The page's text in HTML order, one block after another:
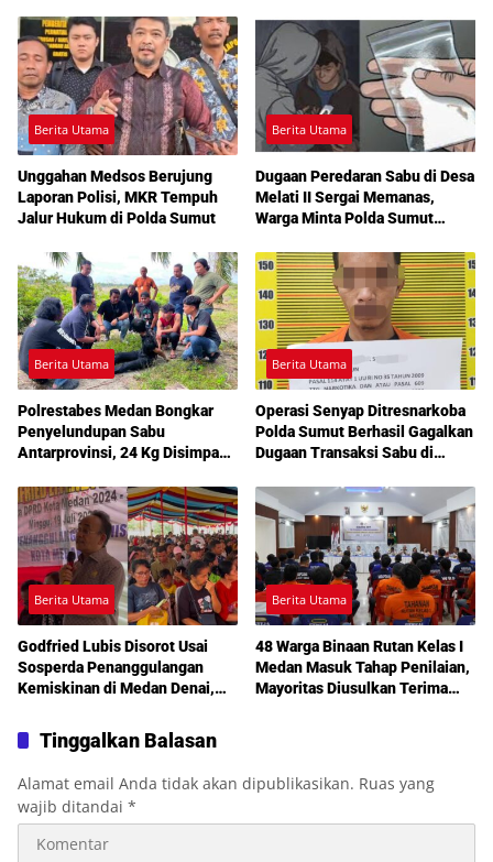
Berita Utama
Unggahan Medsos Berujung
Laporan Polisi, MKR Tempuh
Jalur Hukum di Polda Sumut
Berita Utama
Dugaan Peredaran Sabu di Desa
Melati II Sergai Memanas,
Warga Minta Polda Sumut
Berita Utama
Polrestabes Medan Bongkar
Penyelundupan Sabu
Antarprovinsi, 24 Kg Disimpan
Berita Utama
Operasi Senyap Ditresnarkoba
Polda Sumut Berhasil Gagalkan
Dugaan Transaksi Sabu di
Berita Utama
Godfried Lubis Disorot Usai
Sosperda Penanggulangan
Kemiskinan di Medan Denai,
Jalan Mati hingga Sulit Akses
Bantuan
Berita Utama
48 Warga Binaan Rutan Kelas I
Medan Masuk Tahap Penilaian,
Mayoritas Diusulkan Terima
Tinggalkan Balasan
Alamat email Anda tidak akan dipublikasikan. Ruas yang
wajib ditandai *